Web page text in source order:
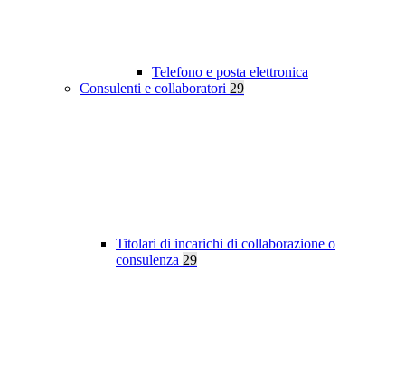
Telefono e posta elettronica
Consulenti e collaboratori 29
Titolari di incarichi di collaborazione o
consulenza 29